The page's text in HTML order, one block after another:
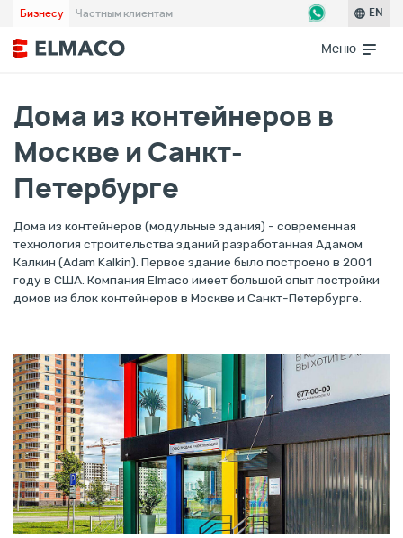
Бизнесу Частным клиентам EN
Меню
Дома из контейнеров в
Москве и Санкт-
Петербурге
Дома из контейнеров (модульные здания) - современная
технология строительства зданий разработанная Адамом
Калкин (Adam Kalkin). Первое здание было построено в 2001
году в США. Компания Elmaco имеет большой опыт постройки
домов из блок контейнеров в Москве и Санкт-Петербурге.